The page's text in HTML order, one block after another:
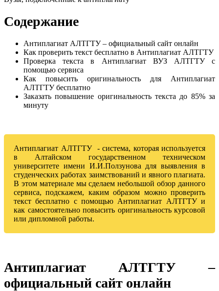
Содержание
Антиплагиат АЛТГТУ – официальный сайт онлайн
Как проверить текст бесплатно в Антиплагиат АЛТГТУ
Проверка текста в Антиплагиат ВУЗ АЛТГТУ с
помощью сервиса
Как повысить оригинальность для Антиплагиат
АЛТГТУ бесплатно
Заказать повышение оригинальность текста до 85% за
минуту
Антиплагиат АЛТГТУ - система, которая используется
в Алтайском государственном техническом
университете имени И.И.Ползунова для выявления в
студенческих работах заимствований и явного плагиата.
В этом материале мы сделаем небольшой обзор данного
сервиса, подскажем, каким образом можно проверить
текст бесплатно с помощью Антиплагиат АЛТГТУ и
как самостоятельно повысить оригинальность курсовой
или дипломной работы.
Антиплагиат АЛТГТУ –
официальный сайт онлайн